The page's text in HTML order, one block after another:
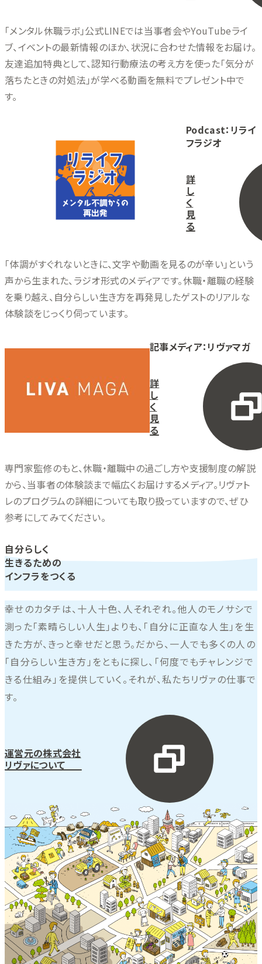
「メンタル休職ラボ」公式LINEでは当事者会やYouTubeライ
ブ、イベントの最新情報のほか、状況に合わせた情報をお届け。
友達追加特典として、認知行動療法の考え方を使った「気分が
落ちたときの対処法」が学べる動画を無料でプレゼント中で
す。
Podcast：リライ
フラジオ
詳
し
く
見
る
「体調がすぐれないときに、文字や動画を見るのが辛い」という
声から生まれた、ラジオ形式のメディアです。休職・離職の経験
を乗り越え、自分らしい生き方を再発見したゲストのリアルな
体験談をじっくり伺っています。
記事メディア：リヴァマガ
詳
し
く
見
る
専門家監修のもと、休職・離職中の過ごし方や支援制度の解説
から、当事者の体験談まで幅広くお届けするメディア。リヴァト
レのプログラムの詳細についても取り扱っていますので、ぜひ
参考にしてみてください。
自分らしく
生きるための
インフラをつくる
幸せのカタチは、十人十色、人それぞれ。他人のモノサシで
測った「素晴らしい人生」よりも、「自分に正直な人生」を生
きた方が、きっと幸せだと思う。だから、一人でも多くの人の
「自分らしい生き方」をともに探し、「何度でもチャレンジで
きる仕組み」を提供していく。それが、私たちリヴァの仕事で
す。
運営元の株式会社
リヴァについて